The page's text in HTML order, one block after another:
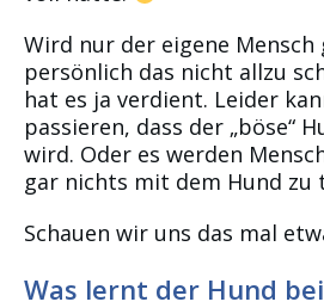
Wird nur der eigene Mensch
persönlich das nicht allzu
hat es ja verdient. Leider
passieren, dass der „böse“
wird. Oder es werden
gar nichts mit dem Hund zu
Schauen wir uns das mal
Was lernt der Hund